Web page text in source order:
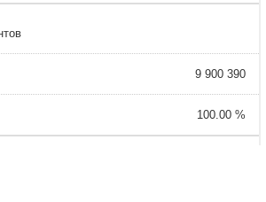
9 900 390
100.00 %